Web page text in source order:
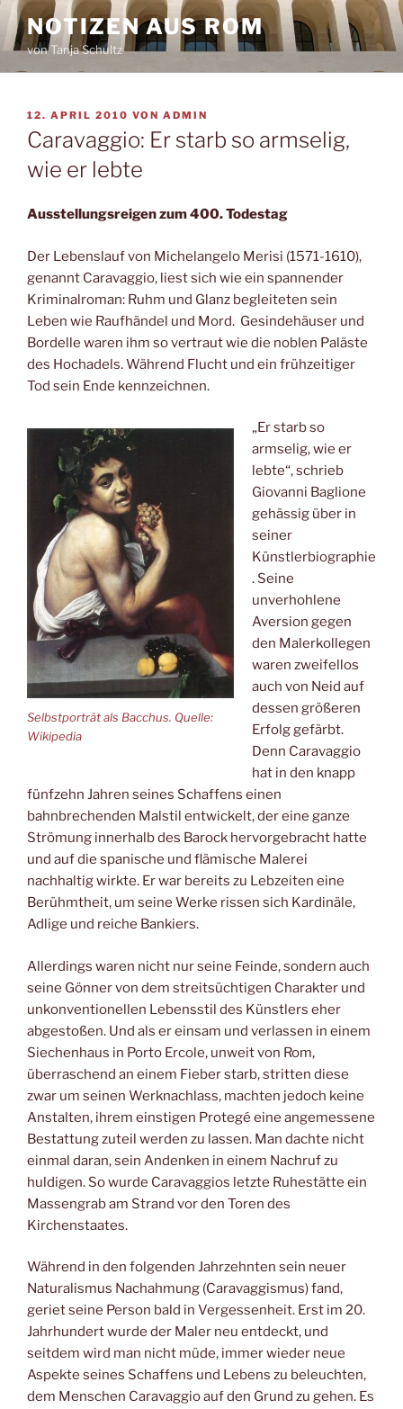
Zum
Inhalt
springen
NOTIZEN AUS ROM
von Tanja Schultz
VERÖFFENTLICHT
AM
12. APRIL 2010 VON ADMIN
Caravaggio: Er starb so armselig,
wie er lebte
Ausstellungsreigen zum 400. Todestag
Der Lebenslauf von Michelangelo Merisi (1571-1610),
genannt Caravaggio, liest sich wie ein spannender
Kriminalroman: Ruhm und Glanz begleiteten sein
Leben wie Raufhändel und Mord. Gesindehäuser und
Bordelle waren ihm so vertraut wie die noblen Paläste
des Hochadels. Während Flucht und ein frühzeitiger
Tod sein Ende kennzeichnen.
Selbstporträt als Bacchus. Quelle:
Wikipedia
„Er starb so
armselig, wie er
lebte“, schrieb
Giovanni Baglione
gehässig über in
seiner
Künstlerbiographie
. Seine
unverhohlene
Aversion gegen
den Malerkollegen
waren zweifellos
auch von Neid auf
dessen größeren
Erfolg gefärbt.
Denn Caravaggio
hat in den knapp
fünfzehn Jahren seines Schaffens einen
bahnbrechenden Malstil entwickelt, der eine ganze
Strömung innerhalb des Barock hervorgebracht hatte
und auf die spanische und flämische Malerei
nachhaltig wirkte. Er war bereits zu Lebzeiten eine
Berühmtheit, um seine Werke rissen sich Kardinäle,
Adlige und reiche Bankiers.
Allerdings waren nicht nur seine Feinde, sondern auch
seine Gönner von dem streitsüchtigen Charakter und
unkonventionellen Lebensstil des Künstlers eher
abgestoßen. Und als er einsam und verlassen in einem
Siechenhaus in Porto Ercole, unweit von Rom,
überraschend an einem Fieber starb, stritten diese
zwar um seinen Werknachlass, machten jedoch keine
Anstalten, ihrem einstigen Protegé eine angemessene
Bestattung zuteil werden zu lassen. Man dachte nicht
einmal daran, sein Andenken in einem Nachruf zu
huldigen. So wurde Caravaggios letzte Ruhestätte ein
Massengrab am Strand vor den Toren des
Kirchenstaates.
Während in den folgenden Jahrzehnten sein neuer
Naturalismus Nachahmung (Caravaggismus) fand,
geriet seine Person bald in Vergessenheit. Erst im 20.
Jahrhundert wurde der Maler neu entdeckt, und
seitdem wird man nicht müde, immer wieder neue
Aspekte seines Schaffens und Lebens zu beleuchten,
dem Menschen Caravaggio auf den Grund zu gehen. Es